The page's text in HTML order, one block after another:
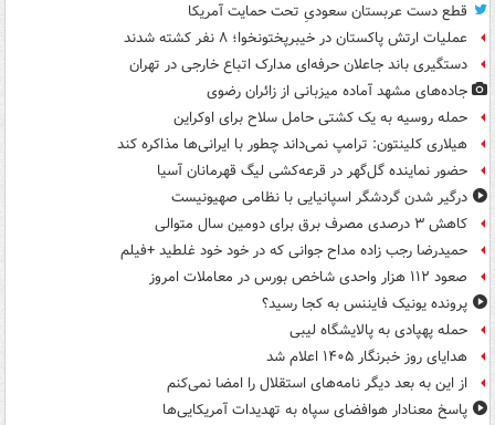
قطع دست عربستان سعودیِ تحت حمایت آمریکا
عملیات ارتش پاکستان در خیبرپختونخوا؛ ۸ نفر کشته شدند
دستگیری باند جاعلان حرفه‌ای مدارک اتباع خارجی در تهران
جاده‌های مشهد آماده میزبانی از زائران رضوی
حمله روسیه به یک کشتی حامل سلاح برای اوکراین
هیلاری کلینتون: ترامپ نمی‌داند چطور با ایرانی‌ها مذاکره کند
حضور نماینده گل‌گهر در قرعه‌کشی لیگ قهرمانان آسیا
درگیر شدن گردشگر اسپانیایی با نظامی صهیونیست
کاهش ۳ درصدی مصرف برق برای دومین سال متوالی
حمیدرضا رجب زاده مداح جوانی که در خود خود غلطید +فیلم
صعود ۱۱۲ هزار واحدی شاخص بورس در معاملات امروز
پرونده یونیک فایننس به کجا رسید؟
حمله پهپادی به پالایشگاه لیبی
هدایای روز خبرنگار ۱۴۰۵ اعلام شد
از این به بعد دیگر نامه‌های استقلال را امضا نمی‌کنم
پاسخ معنادار هوافضای سپاه به تهدیدات آمریکایی‌ها